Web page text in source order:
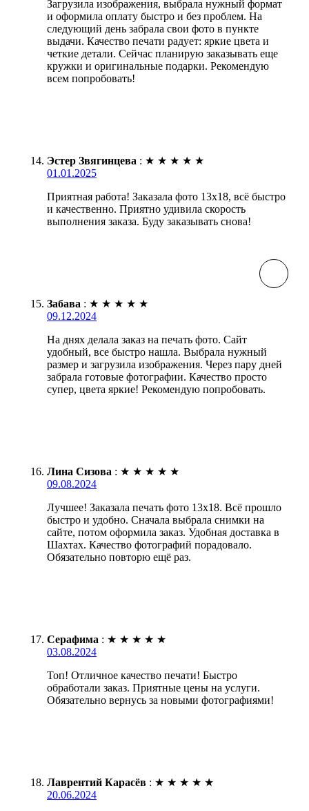
Загрузила изображения, выбрала нужный формат
и оформила оплату быстро и без проблем. На
следующий день забрала свои фото в пункте
выдачи. Качество печати радует: яркие цвета и
четкие детали. Сейчас планирую заказывать еще
кружки и оригинальные подарки. Рекомендую
всем попробовать!
Эстер Звягинцева : ★ ★ ★ ★ ★
01.01.2025
Приятная работа! Заказала фото 13х18, всё быстро
и качественно. Приятно удивила скорость
выполнения заказа. Буду заказывать снова!
Забава : ★ ★ ★ ★ ★
09.12.2024
На днях делала заказ на печать фото. Сайт
удобный, все быстро нашла. Выбрала нужный
размер и загрузила изображения. Через пару дней
забрала готовые фотографии. Качество просто
супер, цвета яркие! Рекомендую попробовать.
Лина Сизова : ★ ★ ★ ★ ★
09.08.2024
Лучшее! Заказала печать фото 13х18. Всё прошло
быстро и удобно. Сначала выбрала снимки на
сайте, потом оформила заказ. Удобная доставка в
Шахтах. Качество фотографий порадовало.
Обязательно повторю ещё раз.
Серафима : ★ ★ ★ ★ ★
03.08.2024
Топ! Отличное качество печати! Быстро
обработали заказ. Приятные цены на услуги.
Обязательно вернусь за новыми фотографиями!
Лаврентий Карасёв : ★ ★ ★ ★ ★
20.06.2024